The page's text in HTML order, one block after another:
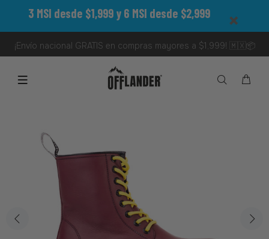
3 MSI desde $1,999 y 6 MSI desde $2,999
¡Envío nacional GRATIS en compras mayores a $1,999! 🇲🇽📦